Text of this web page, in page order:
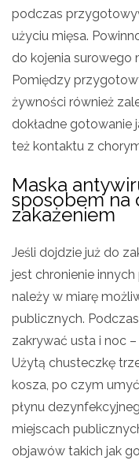
podczas
użyciu mięsa.
do kojenia surowego
Pomiędzy
żywności również
dokładne gotowanie
też kontaktu z
Maska
sposobem na
zakażeniem
Jeśli dojdzie już do
jest chronienie
należy w miarę
publicznych.
zakrywać usta i noc
Użytą chusteczkę
kosza, po czym
płynu
miejscach
objawów takich jak